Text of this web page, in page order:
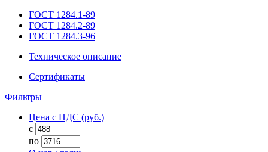
ГОСТ 1284.1-89
ГОСТ 1284.2-89
ГОСТ 1284.3-96
Техническое описание
Сертификаты
Фильтры
Цена с НДС (руб.)
с
по